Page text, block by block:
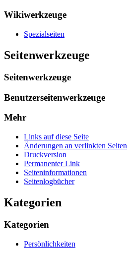
Wikiwerkzeuge
Spezialseiten
Seitenwerkzeuge
Seitenwerkzeuge
Benutzerseitenwerkzeuge
Mehr
Links auf diese Seite
Änderungen an verlinkten Seiten
Druckversion
Permanenter Link
Seiten­­informationen
Seitenlogbücher
Kategorien
Kategorien
Persönlichkeiten